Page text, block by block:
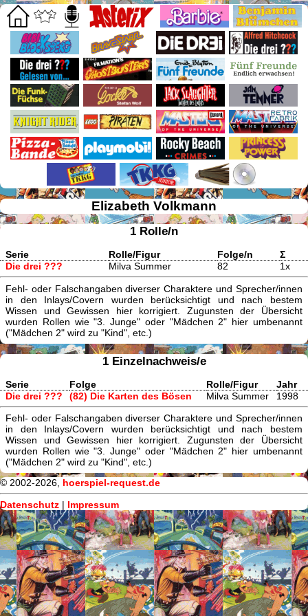
Elizabeth Volkmann
1 Rolle/n
Serie Rolle/Figur Folge/n
Σ
Die drei ???
Milva Summer 82 1x
Fehl- oder Falschangaben diverser Charaktere und Sprecher/innen
in den Inlays/Covern wurden berücksichtigt und nach bestem
Wissen und Gewissen hier korrigiert. Zugunsten der Übersicht
wurden Rollen wie "3. Junge" oder "Mädchen 2" hier umbenannt
("Mädchen 2" wird zu "Kind", etc.)
1 Einzelnachweis/e
Serie Folge Rolle/Figur
Jahr
Die drei ???
(82) Die Karten des Bösen Milva Summer 1998
Fehl- oder Falschangaben diverser Charaktere und Sprecher/innen
in den Inlays/Covern wurden berücksichtigt und nach bestem
Wissen und Gewissen hier korrigiert. Zugunsten der Übersicht
wurden Rollen wie "3. Junge" oder "Mädchen 2" hier umbenannt
("Mädchen 2" wird zu "Kind", etc.)
© 2002-2026, hoerspiel-request.de
Datenschutz | Impressum